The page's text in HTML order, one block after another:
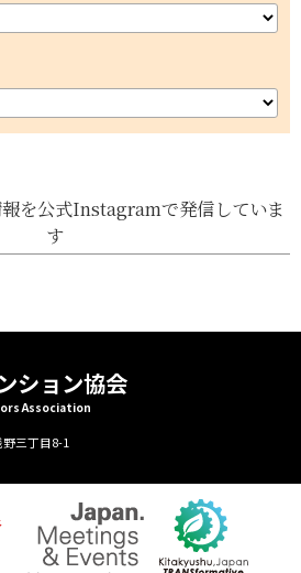
を公式Instagramで発信していま
す
ション協会
Association
三丁目8-1